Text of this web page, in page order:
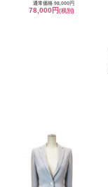
通常価格 98,000円
78,000円(税別)